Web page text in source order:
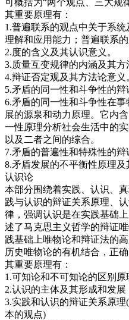
其重要原理有：
1.普遍联系的观点中关于系
理解和应用能力；普遍联系
2.度的含义及其认识意义。
3.质量互变规律的内涵及其方
4.辩证否定观及其方法论意义
5.矛盾的同一性和斗争性的辩
6.矛盾的同一性和斗争性在
展的源泉和动力原理。它内
一性原理分析社会生活中的
以及二者之间的综合。
7.矛盾的普遍性和特殊性的辩
8.矛盾发展的不平衡性原理
认识论
本部分围绕着实践、认识、
践与认识的辩证关系原理、
律，强调认识是在实践基础
述了马克思主义哲学的辩证
践基础上唯物论和辩证法的
历史唯物论的有机结合，正
其重要原理有：
1.可知论和不可知论的区别原
2.认识的主体及其形成和发展
3.实践和认识的辩证关系原
本的观点)